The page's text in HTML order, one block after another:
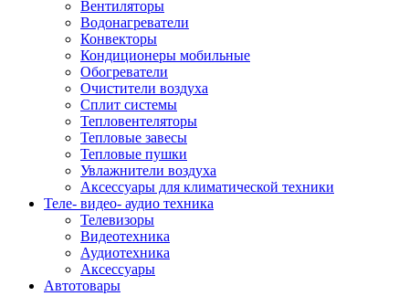
Вентиляторы
Водонагреватели
Конвекторы
Кондиционеры мобильные
Обогреватели
Очистители воздуха
Сплит системы
Тепловентеляторы
Тепловые завесы
Тепловые пушки
Увлажнители воздуха
Аксессуары для климатической техники
Теле- видео- аудио техника
Телевизоры
Видеотехника
Аудиотехника
Аксессуары
Автотовары